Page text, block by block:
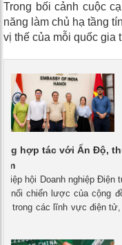
Trong bối cảnh cuộc
năng làm chủ hạ tầng
vị thế của mỗi quốc gia
hợp tác với Ấn Độ,
Hiệp hội Doanh nghiệp
nối chiến lược của cộng
trong các lĩnh vực điện